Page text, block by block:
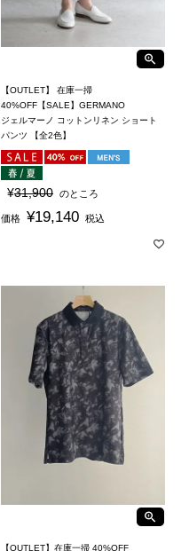
【OUTLET】 在庫一掃
40%OFF【SALE】GERMANO
ジェルマーノ コットンリネン ショート
パンツ 【全2色】
¥31,900 のところ
価格 ¥19,140 税込
【OUTLET】在庫一掃 40%OFF